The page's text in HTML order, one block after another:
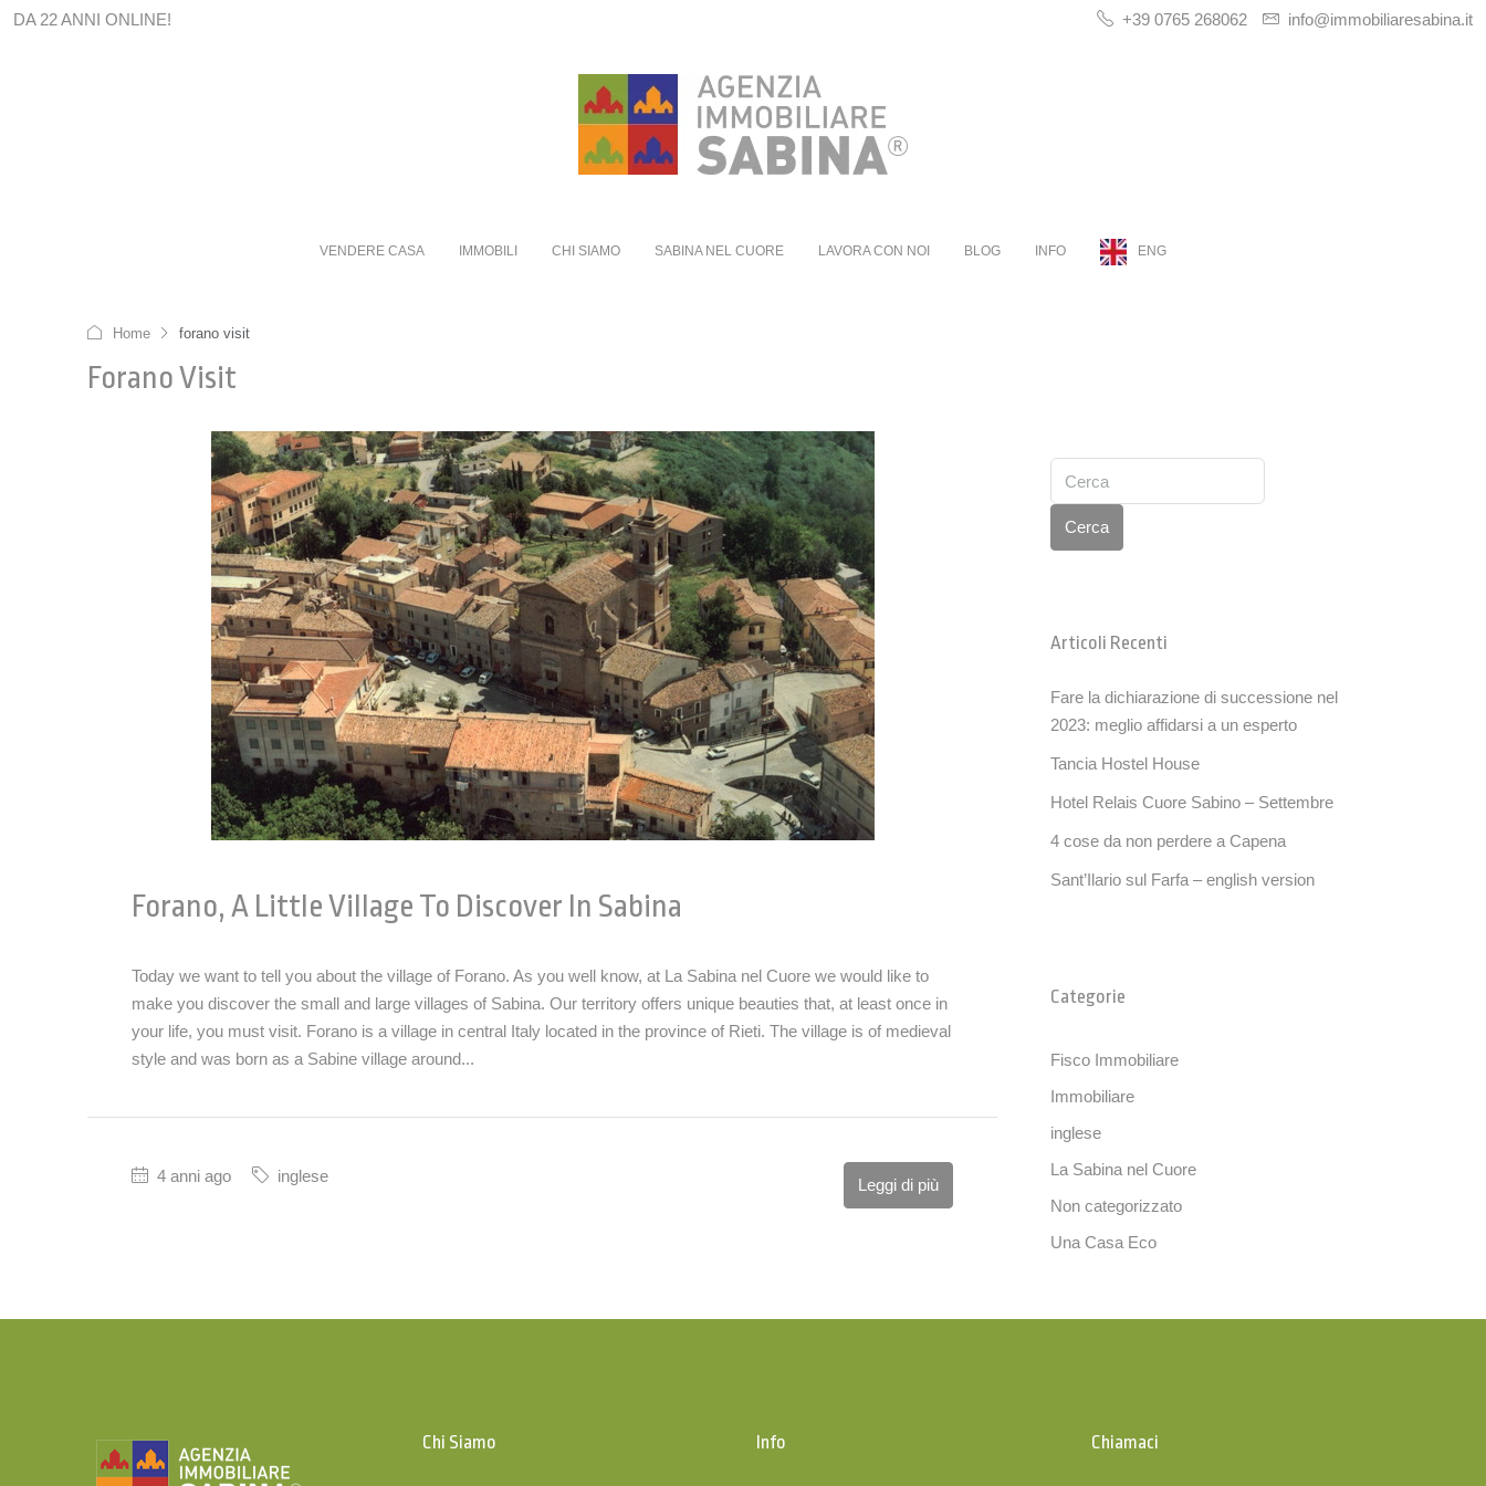
DA 22 ANNI ONLINE! +39 0765 268062 info@immobiliaresabina.it
VENDERE CASA IMMOBILI CHI SIAMO SABINA NEL CUORE LAVORA CON NOI BLOG INFO ENG
Home forano visit
Forano Visit
Forano, A Little Village To Discover In Sabina
Today we want to tell you about the village of Forano. As you well know, at La Sabina nel Cuore we would like to
make you discover the small and large villages of Sabina. Our territory offers unique beauties that, at least once in
your life, you must visit. Forano is a village in central Italy located in the province of Rieti. The village is of medieval
style and was born as a Sabine village around...
4 anni ago inglese Leggi di più
Cerca
Articoli Recenti
Fare la dichiarazione di successione nel
2023: meglio affidarsi a un esperto
Tancia Hostel House
Hotel Relais Cuore Sabino – Settembre
4 cose da non perdere a Capena
Sant’Ilario sul Farfa – english version
Categorie
Fisco Immobiliare
Immobiliare
inglese
La Sabina nel Cuore
Non categorizzato
Una Casa Eco
Chi Siamo Info Chiamaci